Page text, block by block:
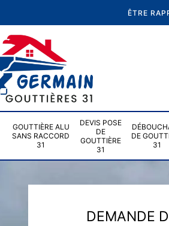
ÊTRE
GOUTTIÈRE ALU
SANS RACCORD
31
DEVIS POSE
DE
GOUTTIÈRE
31
DE
31
DEMANDE